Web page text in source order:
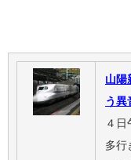
山陽
う
４
多行